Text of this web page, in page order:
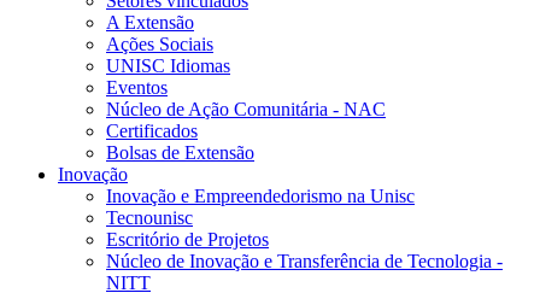
A Extensão
Ações Sociais
UNISC Idiomas
Eventos
Núcleo de Ação Comunitária - NAC
Certificados
Bolsas de Extensão
Inovação
Inovação e Empreendedorismo na Unisc
Tecnounisc
Escritório de Projetos
Núcleo de Inovação e Transferência de Tecnologia -
NITT